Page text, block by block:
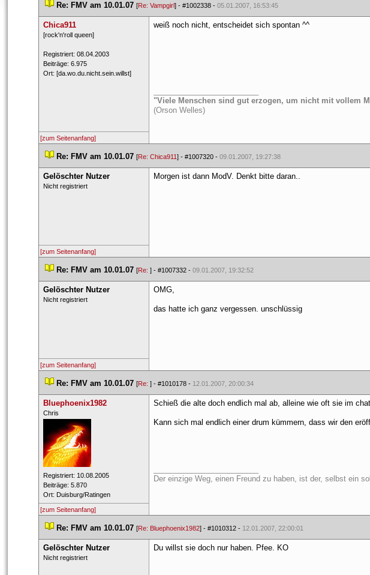
Re: FMV am 10.01.07 [Re: Vampgirl] - #1002338 - 05.01.2007, 16:53:45
Chica911
​[rock'n'roll queen]
Registriert: 08.04.2003
Beiträge: 6.975
Ort: [da.wo.du.nicht.sein.willst]
weiß noch nicht, entscheidet sich spontan ^^
"Viele Menschen sind gut erzogen, um nicht mit vollem
(Orson Welles)
[zum Seitenanfang]
Re: FMV am 10.01.07 [Re: Chica911] - #1007320 - 09.01.2007, 19:27:38
Gelöschter Nutzer
Nicht registriert
Morgen ist dann ModV. Denkt bitte daran..
[zum Seitenanfang]
Re: FMV am 10.01.07 [Re: ] - #1007332 - 09.01.2007, 19:32:52
Gelöschter Nutzer
Nicht registriert
OMG,
das hatte ich ganz vergessen. unschlüssig
[zum Seitenanfang]
Re: FMV am 10.01.07 [Re: ] - #1010178 - 12.01.2007, 20:00:34
Bluephoenix1982
​Chris
Registriert: 10.08.2005
Beiträge: 5.870
Ort: Duisburg/Ratingen
Schieß die alte doch endlich mal ab, alleine wie oft sie im
Kann sich mal endlich einer drum kümmern, dass wir den
Der einzige Weg, einen Freund zu haben, ist der, selbst ein
[zum Seitenanfang]
Re: FMV am 10.01.07 [Re: Bluephoenix1982] - #1010312 - 12.01.2007, 22:00:01
Gelöschter Nutzer
Nicht registriert
Du willst sie doch nur haben. Pfee. KO